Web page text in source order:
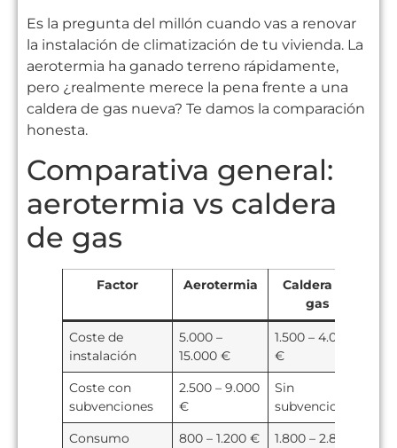
Es la pregunta del millón cuando vas a renovar
la instalación de climatización de tu vivienda. La
aerotermia ha ganado terreno rápidamente,
pero ¿realmente merece la pena frente a una
caldera de gas nueva? Te damos la comparación
honesta.
Comparativa general:
aerotermia vs caldera
de gas
Factor Aerotermia
Caldera de
gas
Coste de
instalación
5.000 –
15.000 €
1.500 – 4.000
€
Coste con
subvenciones
2.500 – 9.000
€
Sin
subvenciones
Consumo
800 – 1.200 €
1.800 – 2.800